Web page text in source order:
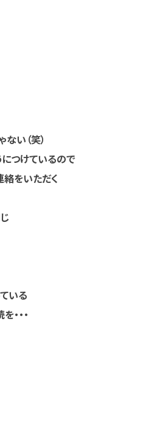
い（笑）
つけているので
をいただく
いる
・・